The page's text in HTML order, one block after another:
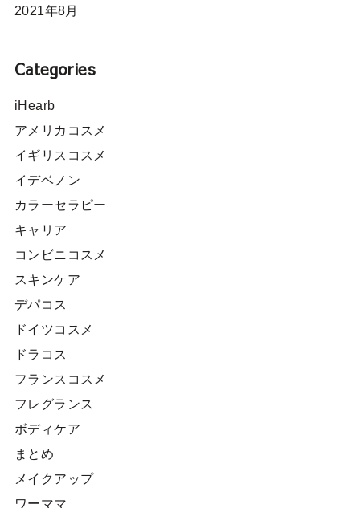
2021年8月
Categories
iHearb
アメリカコスメ
イギリスコスメ
イデベノン
カラーセラピー
キャリア
コンビニコスメ
スキンケア
デパコス
ドイツコスメ
ドラコス
フランスコスメ
フレグランス
ボディケア
まとめ
メイクアップ
ワーママ